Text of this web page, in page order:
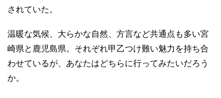
されていた。
温暖な気候、大らかな自然、方言など共通点も多い宮
崎県と鹿児島県。それぞれ甲乙つけ難い魅力を持ち合
わせているが、あなたはどちらに行ってみたいだろう
か。